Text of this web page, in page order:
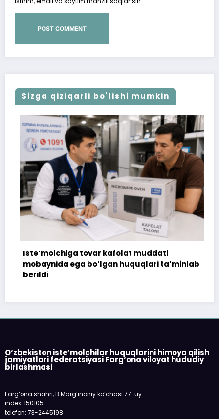
Sizga qiziqarli bo'lishi mumkin
Iste’molchiga tovar kafolat muddati
mobaynida ega bo‘lgan huquqlari ta’minlab
berildi
O‘zbekiston iste’molchilar huquqlarini himoya qilish
jamiyatlari federatsiyasi Farg‘ona viloyat hududiy
birlashmasi
Farg‘ona shahri, B.Marg‘inoniy ko‘chasi 77-uy
index: 150105
telefon: 73-2445198